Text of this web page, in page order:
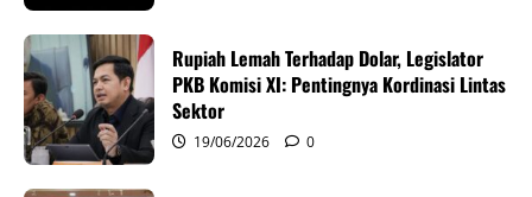
n
Rupiah Lemah Terhadap Dolar, Legislator
PKB Komisi XI: Pentingnya Kordinasi Lintas
Sektor
19/06/2026 0